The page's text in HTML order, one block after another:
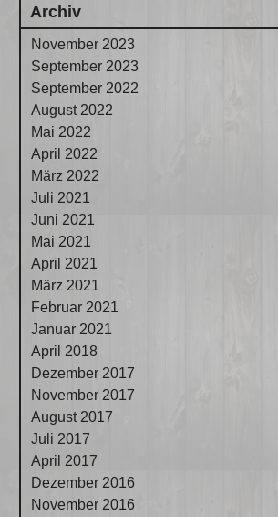
Archiv
November 2023
September 2023
September 2022
August 2022
Mai 2022
April 2022
März 2022
Juli 2021
Juni 2021
Mai 2021
April 2021
März 2021
Februar 2021
Januar 2021
April 2018
Dezember 2017
November 2017
August 2017
Juli 2017
April 2017
Dezember 2016
November 2016